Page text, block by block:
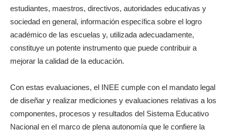
estudiantes, maestros, directivos, autoridades educativas y
sociedad en general, información específica sobre el logro
académico de las escuelas y, utilizada adecuadamente,
constituye un potente instrumento que puede contribuir a
mejorar la calidad de la educación.
Con estas evaluaciones, el INEE cumple con el mandato legal
de diseñar y realizar mediciones y evaluaciones relativas a los
componentes, procesos y resultados del Sistema Educativo
Nacional en el marco de plena autonomía que le confiere la